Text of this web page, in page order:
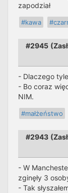
zapodział
#kawa
#2945 (
- Dlaczego
- Bo coraz
NIM.
#małżeństwo
#2943 (
- W
zginęły 3
- Tak